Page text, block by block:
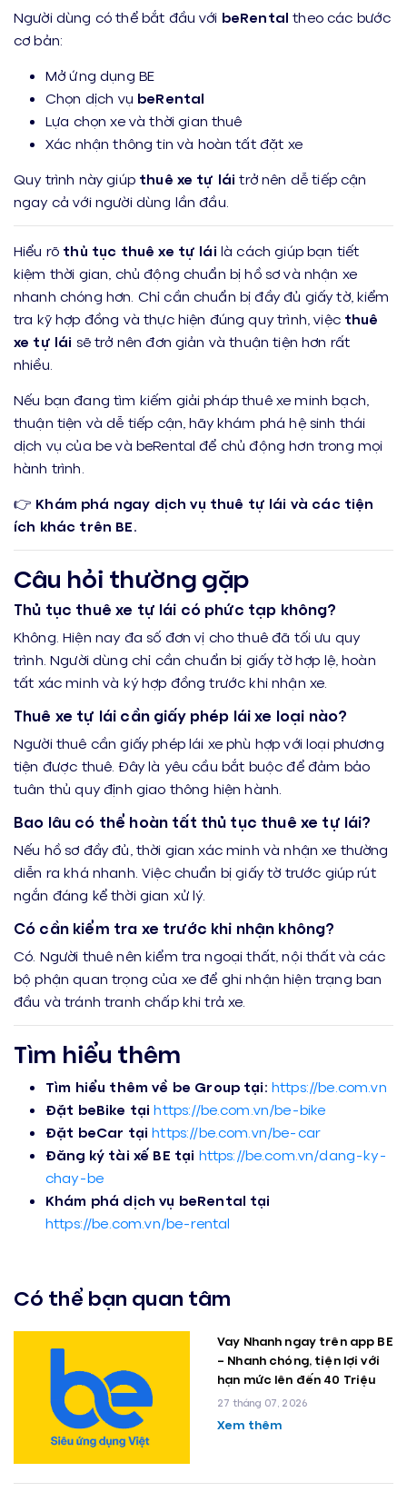
Người dùng có thể bắt đầu với beRental theo các bước
cơ bản:
Mở ứng dụng BE
Chọn dịch vụ beRental
Lựa chọn xe và thời gian thuê
Xác nhận thông tin và hoàn tất đặt xe
Quy trình này giúp thuê xe tự lái trở nên dễ tiếp cận
ngay cả với người dùng lần đầu.
Hiểu rõ thủ tục thuê xe tự lái là cách giúp bạn tiết
kiệm thời gian, chủ động chuẩn bị hồ sơ và nhận xe
nhanh chóng hơn. Chỉ cần chuẩn bị đầy đủ giấy tờ, kiểm
tra kỹ hợp đồng và thực hiện đúng quy trình, việc thuê
xe tự lái sẽ trở nên đơn giản và thuận tiện hơn rất
nhiều.
Nếu bạn đang tìm kiếm giải pháp thuê xe minh bạch,
thuận tiện và dễ tiếp cận, hãy khám phá hệ sinh thái
dịch vụ của be và beRental để chủ động hơn trong mọi
hành trình.
👉 Khám phá ngay dịch vụ thuê tự lái và các tiện
ích khác trên BE.
Câu hỏi thường gặp
Thủ tục thuê xe tự lái có phức tạp không?
Không. Hiện nay đa số đơn vị cho thuê đã tối ưu quy
trình. Người dùng chỉ cần chuẩn bị giấy tờ hợp lệ, hoàn
tất xác minh và ký hợp đồng trước khi nhận xe.
Thuê xe tự lái cần giấy phép lái xe loại nào?
Người thuê cần giấy phép lái xe phù hợp với loại phương
tiện được thuê. Đây là yêu cầu bắt buộc để đảm bảo
tuân thủ quy định giao thông hiện hành.
Bao lâu có thể hoàn tất thủ tục thuê xe tự lái?
Nếu hồ sơ đầy đủ, thời gian xác minh và nhận xe thường
diễn ra khá nhanh. Việc chuẩn bị giấy tờ trước giúp rút
ngắn đáng kể thời gian xử lý.
Có cần kiểm tra xe trước khi nhận không?
Có. Người thuê nên kiểm tra ngoại thất, nội thất và các
bộ phận quan trọng của xe để ghi nhận hiện trạng ban
đầu và tránh tranh chấp khi trả xe.
Tìm hiểu thêm
Tìm hiểu thêm về be Group tại: https://be.com.vn
Đặt beBike tạihttps://be.com.vn/be-bike
Đặt beCar tạihttps://be.com.vn/be-car
Đăng ký tài xế BE tại https://be.com.vn/dang-ky-
chay-be
Khám phá dịch vụ beRental tại
https://be.com.vn/be-rental
Có thể bạn quan tâm
Vay Nhanh ngay trên app BE
– Nhanh chóng, tiện lợi với
hạn mức lên đến 40 Triệu
27 tháng 07, 2026
Xem thêm